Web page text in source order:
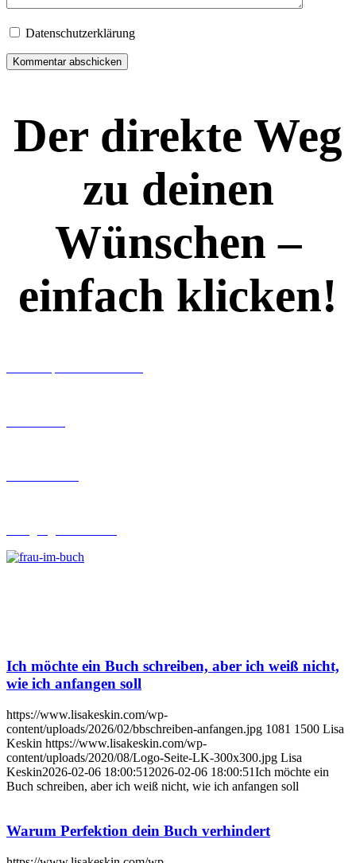
Datenschutzerklärung
Der direkte Weg
zu deinen
Wünschen –
einfach klicken!
Ich möchte ein Buch schreiben, aber ich weiß nicht,
wie ich anfangen soll
https://www.lisakeskin.com/wp-
content/uploads/2026/02/bbschreiben-anfangen.jpg 1081 1500 Lisa
Keskin https://www.lisakeskin.com/wp-
content/uploads/2020/08/Logo-Seite-LK-300x300.jpg Lisa
Keskin2026-02-06 18:00:51 2026-02-06 18:00:51Ich möchte ein
Buch schreiben, aber ich weiß nicht, wie ich anfangen soll
Warum Perfektion dein Buch verhindert